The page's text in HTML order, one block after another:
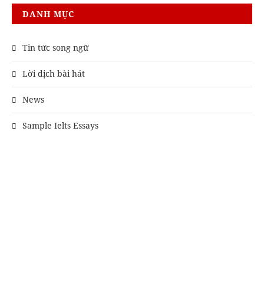
DANH MỤC
Tin tức song ngữ
Lời dịch bài hát
News
Sample Ielts Essays